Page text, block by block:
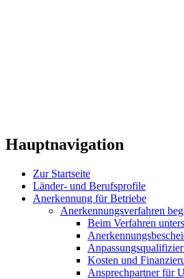
Hauptnavigation
Zur Startseite
Länder- und Berufsprofile
Anerkennung für Betriebe
Anerkennungsverfahren
Beim Verfahren
Kosten und
Ansprechpartner für